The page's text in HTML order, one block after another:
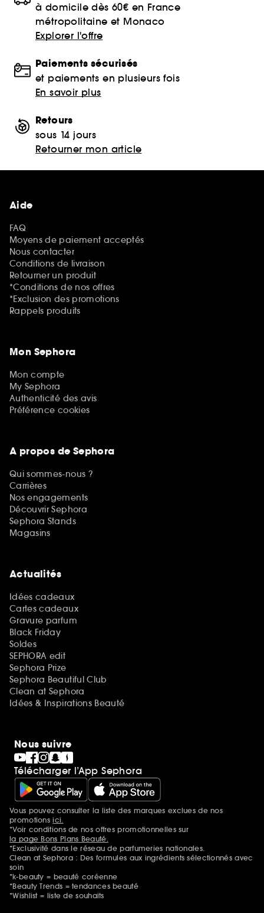
à domicile dès 60€ en France
métropolitaine et Monaco
Explorer l'offre
Paiements sécurisés
et paiements en plusieurs fois
En savoir plus
Retours
sous 14 jours
Retourner mon article
Aide
FAQ
Moyens de paiement acceptés
Nous contacter
Conditions de livraison
Retourner un produit
*Conditions de nos offres
*Exclusion des promotions
Rappels produits
Mon Sephora
Mon compte
My Sephora
Authenticité des avis
Préférence cookies
A propos de Sephora
Qui sommes-nous ?
Carrières
Nos engagements
Découvrir Sephora
Sephora Stands
Magasins
Actualités
Idées cadeaux
Cartes cadeaux
Gravure parfum
Black Friday
Soldes
SEPHORA edit
Sephora Prize
Sephora Beautiful Club
Clean at Sephora
Idées & Inspirations Beauté
Nous suivre
Télécharger l’App Sephora
Mentions additionnelles
Vous pouvez consulter la liste des marques exclues de nos
promotionsici.
*Voir conditions de nos offres promotionnelles sur
la page Bons Plans Beauté.
*Exclusivité dans le réseau de parfumeries nationales.
Clean at Sephora : Des formules aux ingrédients sélectionnés avec
soin
*k-beauty = beauté coréenne
*Beauty Trends = tendances beauté
*Wishlist = liste de souhaits